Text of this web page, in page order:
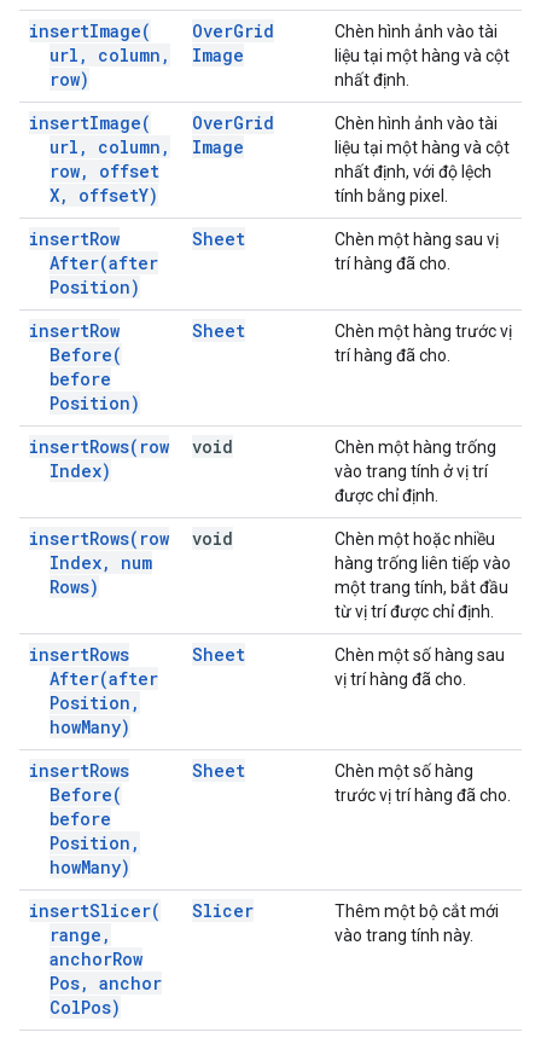
insertImage(
url , column ,
row)
OverGrid
Image
Chèn hình ảnh vào tài
liệu tại một hàng và cột
nhất định.
insertImage(
url , column ,
row,
offset
X, offsetY)
OverGrid
Image
Chèn hình ảnh vào tài
liệu tại một hàng và cột
nhất định, với độ lệch
tính bằng pixel.
insertRow
After(after
Position)
Sheet
Chèn một hàng sau vị
trí hàng đã cho.
insertRow
Before(
before
Position)
Sheet
Chèn một hàng trước vị
trí hàng đã cho.
insertRows( row
Index)
void
Chèn một hàng trống
vào trang tính ở vị trí
được chỉ định.
insertRows( row
Index,
num
Rows)
void
Chèn một hoặc nhiều
hàng trống liên tiếp vào
một trang tính, bắt đầu
từ vị trí được chỉ định.
insertRows
After(after
Position ,
howMany)
Sheet
Chèn một số hàng sau
vị trí hàng đã cho.
insertRows
Before(
before
Position ,
howMany)
Sheet
Chèn một số hàng
trước vị trí hàng đã cho.
insertSlicer(
range ,
anchorRow
Pos, anchor
ColPos)
Slicer
Thêm một bộ cắt mới
vào trang tính này.